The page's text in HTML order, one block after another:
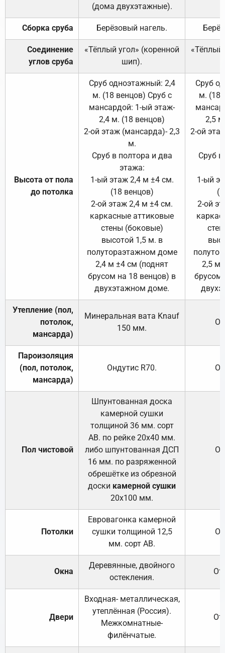
(дома двухэтажные).
Сборка сруба Берёзовый нагель.
Соединение
углов сруба
«Тёплый угол» (коренной
шип).
«Тёплый
Высота от пола
до потолка
Сруб одноэтажный: 2,4
м. (18 венцов) Сруб с
мансардой: 1-ый этаж-
2,4 м. (18 венцов)
2-ой этаж (мансарда)- 2,3
м.
Сруб в полтора и два
этажа:
1-ый этаж 2,4 м ±4 см.
(18 венцов)
2-ой этаж 2,4 м ±4 см.
каркасные аттиковые
стены (боковые)
высотой 1,5 м. в
полутораэтажном доме
2,4 м ±4 см (поднят
брусом на 18 венцов) в
двухэтажном доме.
Сруб
м. (18
2,5
2-ой
Сруб
1-ый
2-ой
2,5 м
брусом
Утепление (пол,
потолок,
мансарда)
Минеральная вата Knauf
150 мм.
Пароизоляция
(пол, потолок,
мансарда)
Ондутис R70.
Пол чистовой
Шпунтованная доска
камерной сушки
толщиной 36 мм. сорт
АВ. по рейке 20х40 мм.
либо шпунтованная ДСП
16 мм. по разряженной
обрешётке из обрезной
доски камерной сушки
20х100 мм.
Потолки
Евровагонка камерной
сушки толщиной 12,5
мм. сорт АВ.
Окна
Деревянные, двойного
остекления.
Двери
Входная- металлическая,
утеплённая (Россия).
Межкомнатные-
филёнчатые.